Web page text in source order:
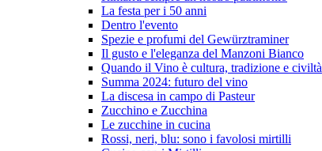
La festa per i 50 anni
Dentro l'evento
Spezie e profumi del Gewürztraminer
Il gusto e l'eleganza del Manzoni Bianco
Quando il Vino è cultura, tradizione e civiltà
Summa 2024: futuro del vino
La discesa in campo di Pasteur
Zucchino e Zucchina
Le zucchine in cucina
Rossi, neri, blu: sono i favolosi mirtilli